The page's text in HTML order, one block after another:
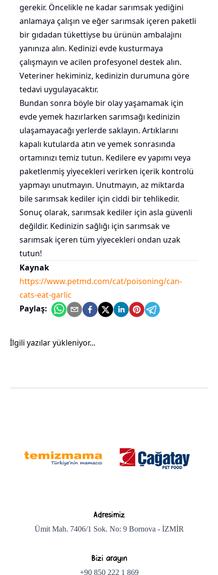
gerekir. Öncelikle ne kadar sarımsak yediğini
anlamaya çalışın ve eğer sarımsak içeren paketli
bir gıdadan tükettiyse bu ürünün ambalajını
yanınıza alın. Kedinizi evde kusturmaya
çalışmayın ve acilen profesyonel destek alın.
Veteriner hekiminiz, kedinizin durumuna göre
tedavi uygulayacaktır.
Bundan sonra böyle bir olay yaşamamak için
evde yemek hazırlarken sarımsağı kedinizin
ulaşamayacağı yerlerde saklayın. Artıklarını
kapalı kutularda atın ve yemek sonrasında
ortamınızı temiz tutun. Kedilere ev yapımı veya
paketlenmiş yiyecekleri verirken içerik kontrolü
yapmayı unutmayın. Unutmayın, az miktarda
bile sarımsak kediler için ciddi bir tehlikedir.
Sonuç olarak, sarımsak kediler için asla güvenli
değildir. Kedinizin sağlığı için sarımsak ve
sarımsak içeren tüm yiyecekleri ondan uzak
tutun!
Kaynak
https://www.petmd.com/cat/poisoning/can-
cats-eat-garlic
Paylaş:
İlgili yazılar yükleniyor...
Adresimiz
Ümit Mah. 7406/1 Sok. No: 9 Bornova - İZMİR
Bizi arayın
+90 850 222 1 869